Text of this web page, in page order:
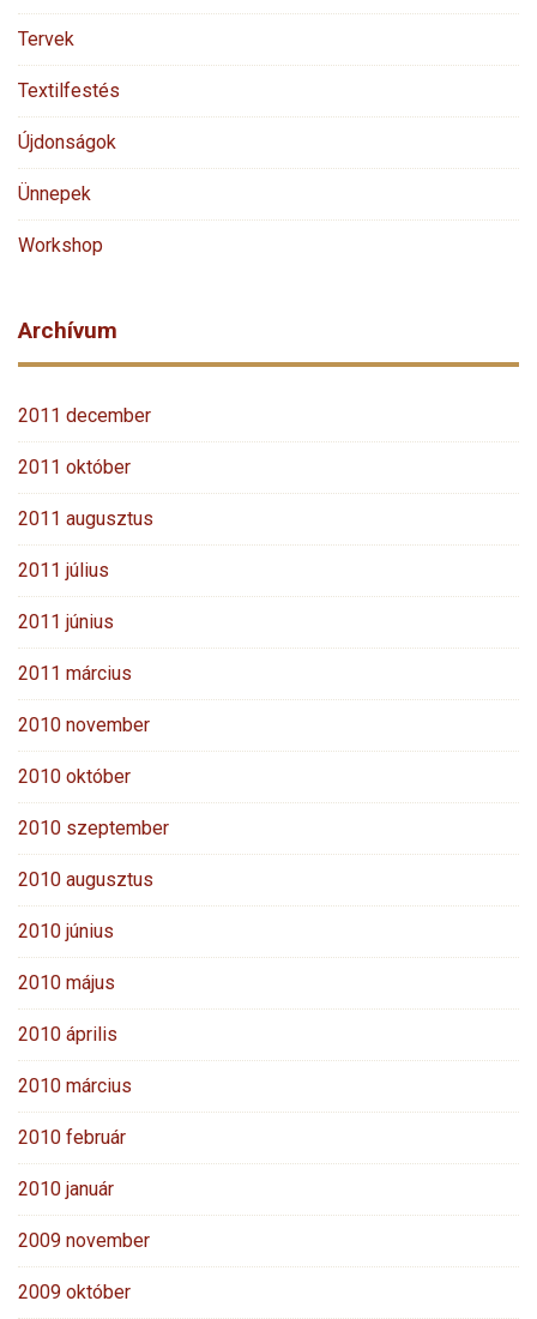
Tervek
Textilfestés
Újdonságok
Ünnepek
Workshop
Archívum
2011 december
2011 október
2011 augusztus
2011 július
2011 június
2011 március
2010 november
2010 október
2010 szeptember
2010 augusztus
2010 június
2010 május
2010 április
2010 március
2010 február
2010 január
2009 november
2009 október